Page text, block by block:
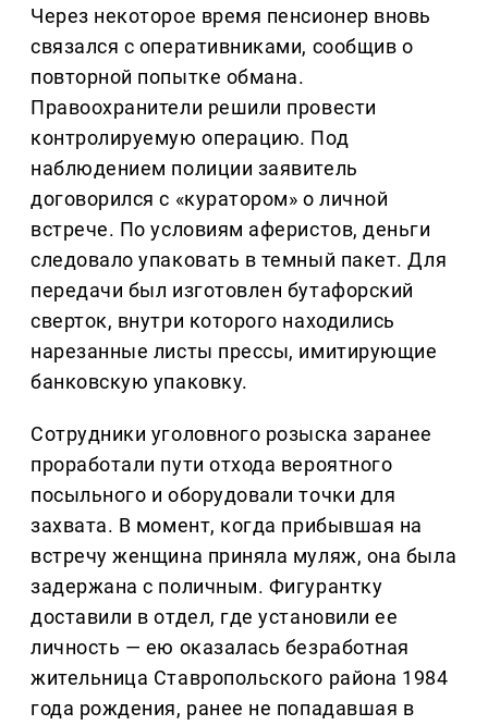
Через некоторое время пенсионер вновь
связался с оперативниками, сообщив о
повторной попытке обмана.
Правоохранители решили провести
контролируемую операцию. Под
наблюдением полиции заявитель
договорился с «куратором» о личной
встрече. По условиям аферистов, деньги
следовало упаковать в темный пакет. Для
передачи был изготовлен бутафорский
сверток, внутри которого находились
нарезанные листы прессы, имитирующие
банковскую упаковку.
Сотрудники уголовного розыска заранее
проработали пути отхода вероятного
посыльного и оборудовали точки для
захвата. В момент, когда прибывшая на
встречу женщина приняла муляж, она была
задержана с поличным. Фигурантку
доставили в отдел, где установили ее
личность — ею оказалась безработная
жительница Ставропольского района 1984
года рождения, ранее не попадавшая в